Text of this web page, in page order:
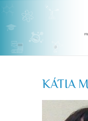
KÁTIA